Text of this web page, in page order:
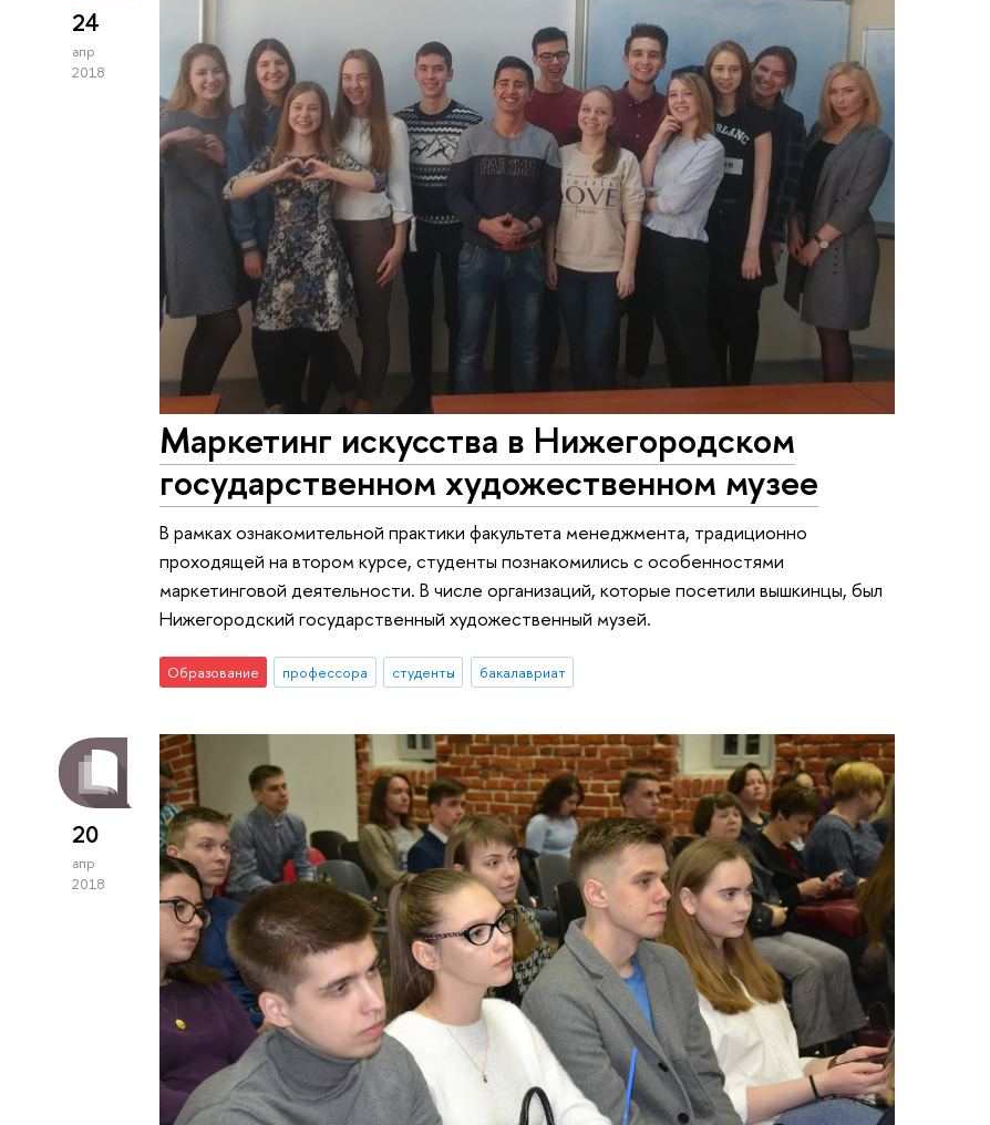
24
апр
2018
Маркетинг искусства в Нижегородском
государственном художественном музее
В рамках ознакомительной практики факультета менеджмента, традиционно
проходящей на втором курсе, студенты познакомились с особенностями
маркетинговой деятельности. В числе организаций, которые посетили вышкинцы, был
Нижегородский государственный художественный музей.
Образование профессора студенты бакалавриат
20
апр
2018